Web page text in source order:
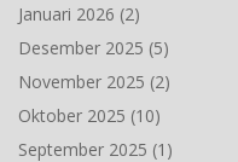
Januari 2026 (2)
Desember 2025 (5)
November 2025 (2)
Oktober 2025 (10)
September 2025 (1)